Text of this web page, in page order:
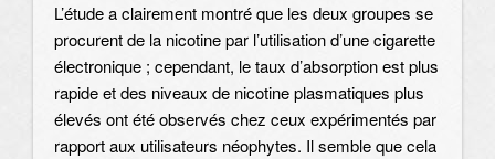
L’étude a clairement montré que les deux groupes se
procurent de la nicotine par l’utilisation d’une cigarette
électronique ; cependant, le taux d’absorption est plus
rapide et des niveaux de nicotine plasmatiques plus
élevés ont été observés chez ceux expérimentés par
rapport aux utilisateurs néophytes. Il semble que cela